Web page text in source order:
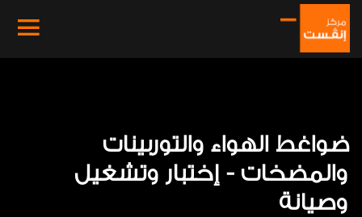
ضواغط الهواء والتوربينات
والمضخات - إختبار وتشغيل
وصيانة